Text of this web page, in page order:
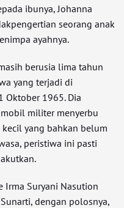
ibunya, Johanna
seorang anak
ayahnya.
berusia lima tahun
yang terjadi di
Oktober 1965. Dia
militer menyerbu
kecil yang bahkan belum
peristiwa ini pasti
Irma Suryani Nasution
dengan polosnya,